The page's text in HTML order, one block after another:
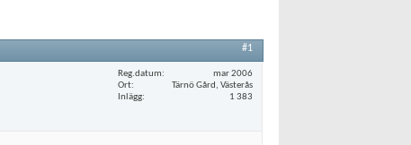
#1
Reg.datum
mar 2006
Ort
Tärnö Gård, Västerås
Inlägg
1 383